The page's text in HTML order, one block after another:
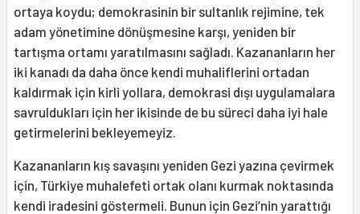
ortaya koydu; demokrasinin bir sultanlık rejimine, tek
adam yönetimine dönüşmesine karşı, yeniden bir
tartışma ortamı yaratılmasını sağladı. Kazananların her
iki kanadı da daha önce kendi muhaliflerini ortadan
kaldırmak için kirli yollara, demokrasi dışı uygulamalara
savruldukları için her ikisinde de bu süreci daha iyi hale
getirmelerini bekleyemeyiz.
Kazananların kış savaşını yeniden Gezi yazına çevirmek
için, Türkiye muhalefeti ortak olanı kurmak noktasında
kendi iradesini göstermeli. Bunun için Gezi’nin yarattığı